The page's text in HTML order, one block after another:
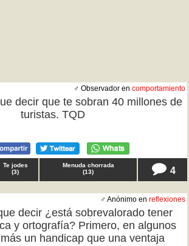
♂ Observador en comportamiento
decir que te sobran 40 millones de
turistas. TQD
Te jodes
(3)
Menuda chorrada
(13) 4
♂ Anónimo en reflexiones
decir ¿está sobrevalorado tener
y ortografía? Primero, en algunos
un handicap que una ventaja